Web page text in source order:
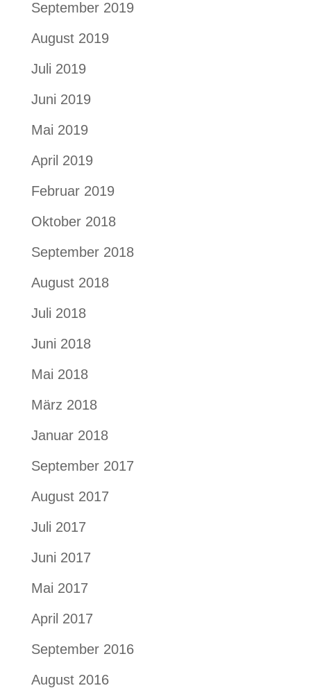
September 2019
August 2019
Juli 2019
Juni 2019
Mai 2019
April 2019
Februar 2019
Oktober 2018
September 2018
August 2018
Juli 2018
Juni 2018
Mai 2018
März 2018
Januar 2018
September 2017
August 2017
Juli 2017
Juni 2017
Mai 2017
April 2017
September 2016
August 2016